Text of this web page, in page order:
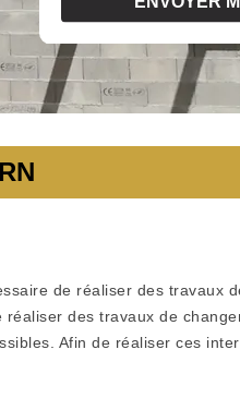
de réaliser des travaux
des travaux de
Afin de réaliser ces